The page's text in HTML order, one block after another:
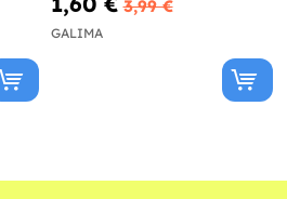
3,99 €
GALIMA